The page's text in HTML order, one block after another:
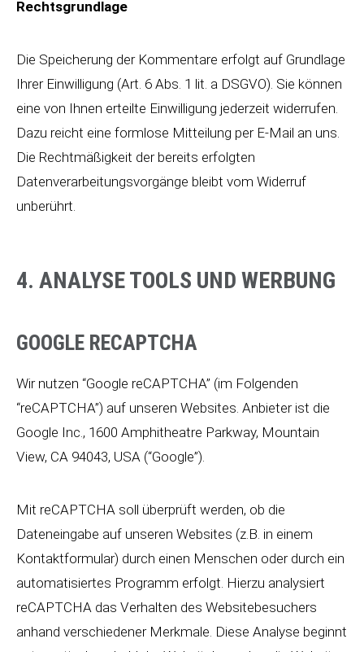
Rechtsgrundlage
Die Speicherung der Kommentare erfolgt auf Grundlage
Ihrer Einwilligung (Art. 6 Abs. 1 lit. a DSGVO). Sie können
eine von Ihnen erteilte Einwilligung jederzeit widerrufen.
Dazu reicht eine formlose Mitteilung per E-Mail an uns.
Die Rechtmäßigkeit der bereits erfolgten
Datenverarbeitungsvorgänge bleibt vom Widerruf
unberührt.
4. ANALYSE TOOLS UND WERBUNG
GOOGLE RECAPTCHA
Wir nutzen “Google reCAPTCHA” (im Folgenden
“reCAPTCHA”) auf unseren Websites. Anbieter ist die
Google Inc., 1600 Amphitheatre Parkway, Mountain
View, CA 94043, USA (“Google”).
Mit reCAPTCHA soll überprüft werden, ob die
Dateneingabe auf unseren Websites (z.B. in einem
Kontaktformular) durch einen Menschen oder durch ein
automatisiertes Programm erfolgt. Hierzu analysiert
reCAPTCHA das Verhalten des Websitebesuchers
anhand verschiedener Merkmale. Diese Analyse beginnt